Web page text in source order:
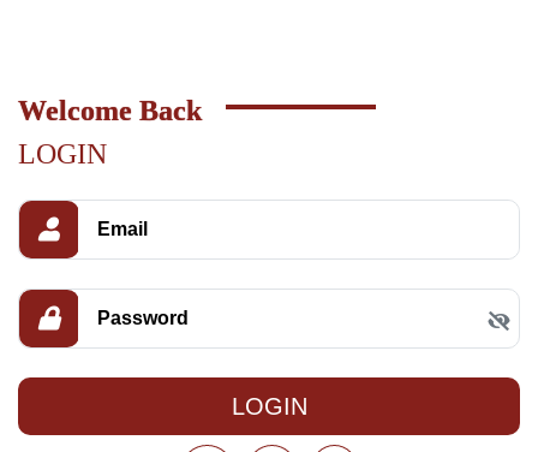
Welcome Back
LOGIN
LOGIN